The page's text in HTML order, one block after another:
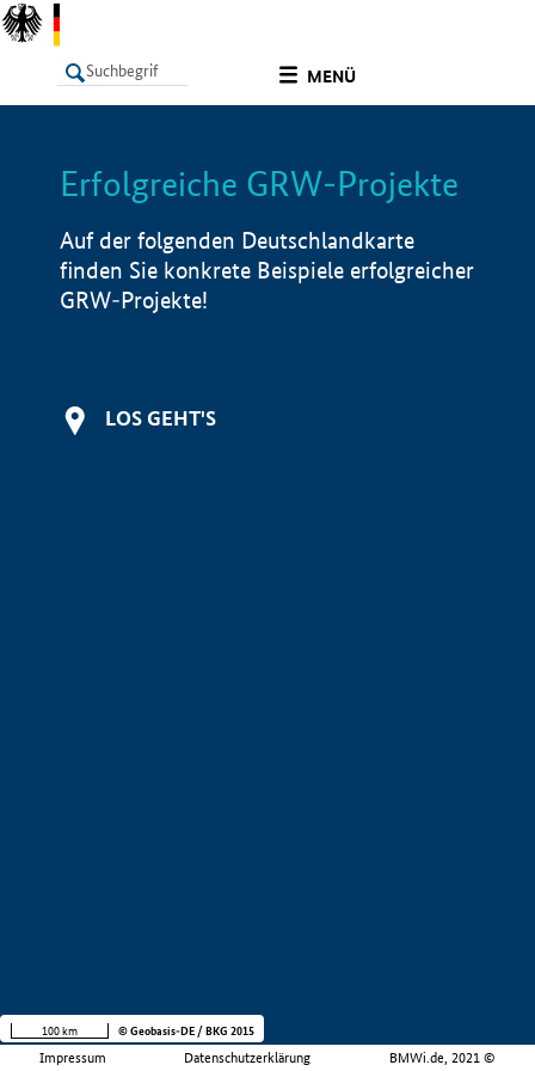
MENÜ
LISTE Info
Erfolgreiche GRW-Projekte
Auf der folgenden Deutschlandkarte
finden Sie konkrete Beispiele erfolgreicher
GRW-Projekte!
LOS GEHT'S
Impressum Datenschutzerklärung BMWi.de, 2021 ©
100 km © Geobasis-DE / BKG 2015